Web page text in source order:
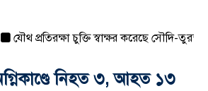
প্রতিরক্ষা চুক্তি স্বাক্ষর করেছে সৌদি-তুরস্ক-
নিহত ৩, আহত ১৩